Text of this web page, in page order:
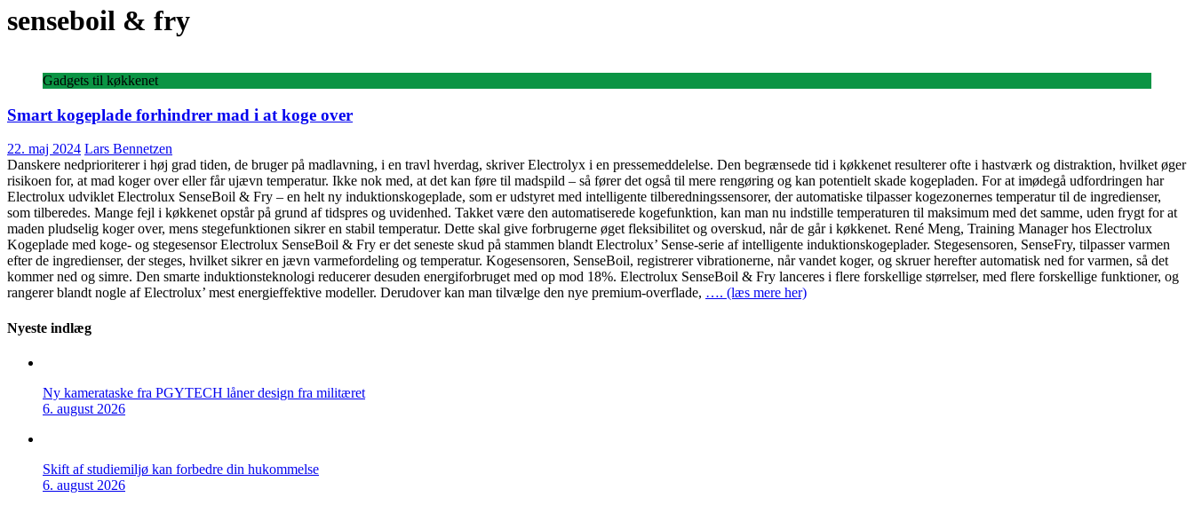
senseboil & fry
Gadgets til køkkenet
Smart kogeplade forhindrer mad i at koge over
22. maj 2024 Lars Bennetzen
Danskere nedprioriterer i høj grad tiden, de bruger på madlavning, i en travl hverdag, skriver Electrolyx i en pressemeddelelse. Den begrænsede tid i køkkenet resulterer ofte i hastværk og distraktion, hvilket øger
risikoen for, at mad koger over eller får ujævn temperatur. Ikke nok med, at det kan føre til madspild – så fører det også til mere rengøring og kan potentielt skade kogepladen. For at imødegå udfordringen har
Electrolux udviklet Electrolux SenseBoil & Fry – en helt ny induktionskogeplade, som er udstyret med intelligente tilberedningssensorer, der automatiske tilpasser kogezonernes temperatur til de ingredienser,
som tilberedes. Mange fejl i køkkenet opstår på grund af tidspres og uvidenhed. Takket være den automatiserede kogefunktion, kan man nu indstille temperaturen til maksimum med det samme, uden frygt for at
maden pludselig koger over, mens stegefunktionen sikrer en stabil temperatur. Dette skal give forbrugerne øget fleksibilitet og overskud, når de går i køkkenet. René Meng, Training Manager hos Electrolux
Kogeplade med koge- og stegesensor Electrolux SenseBoil & Fry er det seneste skud på stammen blandt Electrolux’ Sense-serie af intelligente induktionskogeplader. Stegesensoren, SenseFry, tilpasser varmen
efter de ingredienser, der steges, hvilket sikrer en jævn varmefordeling og temperatur. Kogesensoren, SenseBoil, registrerer vibrationerne, når vandet koger, og skruer herefter automatisk ned for varmen, så det
kommer ned og simre. Den smarte induktionsteknologi reducerer desuden energiforbruget med op mod 18%. Electrolux SenseBoil & Fry lanceres i flere forskellige størrelser, med flere forskellige funktioner, og
rangerer blandt nogle af Electrolux’ mest energieffektive modeller. Derudover kan man tilvælge den nye premium-overflade, …. (læs mere her)
Nyeste indlæg
Ny kamerataske fra PGYTECH låner design fra militæret
6. august 2026
Skift af studiemiljø kan forbedre din hukommelse
6. august 2026